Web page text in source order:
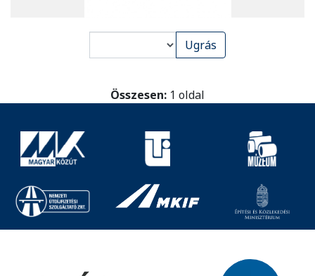
oldal
megjelenítésre
Ugrás
Összesen: 1 oldal